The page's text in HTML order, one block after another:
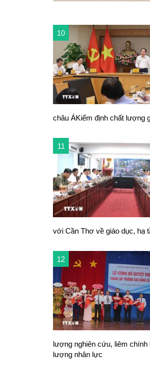
10
châu ÁKiểm định chất lượng
11
với Cần Thơ về giáo dục, hạ
12
lượng nghiên cứu, liêm chính
lượng nhân lực